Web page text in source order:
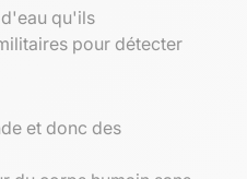
qu'ils
pour détecter
et donc des